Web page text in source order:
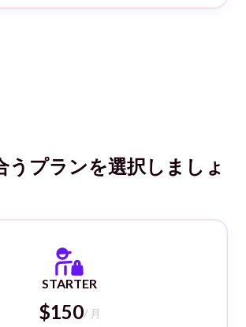
ア上にアプリを公開し、インスト
うプランを選択しましょ
STARTER
$150/ 月